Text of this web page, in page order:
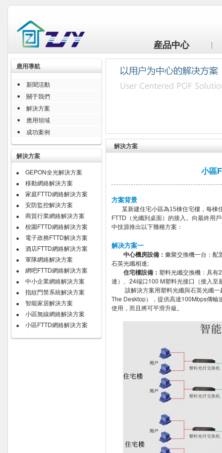
産品中心
應用導航
新聞活動
關于我們
解決方案
應用領域
成功案例
解決方案
GEPON全光解決方案
移動網絡解決方案
家庭FTTD網絡解決方案
安防監控解決方案
商貿行業網絡解決方案
校園FTTD網絡解決方案
電子政務FTTD解決方案
酒店FTTD網絡解決方案
軍隊網絡解決方案
網吧FTTD網絡解決方案
中小企業網絡解決方案
指紋門禁系統解決方案
智能家居解決方案
小區無線網絡解決方案
小區FTTD網絡解決方案
解決方案
小區
方案背景
某新建住宅小區為15棟住宅樓，每棟
FTTD（光纖到桌面）的接入。向最終用
中技源推出以下幾種方案：
解决方案一
中心機房設備： 彙聚交換機一台：配
石英光纖相連;
住宅樓設備： 塑料光纖交換機：具有
連）、24端口100 M塑料光接口（接入至
該解決方案用塑料光纖與石英光纖
The Desktop），提供高達100Mbps傳輸
使用，而且將可平滑升級。